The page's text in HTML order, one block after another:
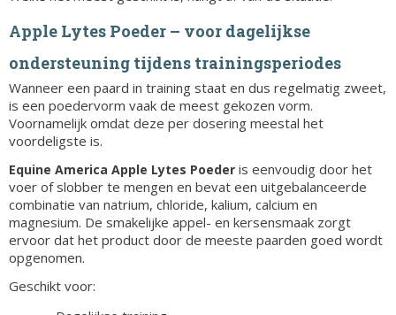
Apple Lytes Poeder – voor dagelijkse
ondersteuning tijdens trainingsperiodes
Wanneer een paard in training staat en dus regelmatig zweet,
is een poedervorm vaak de meest gekozen vorm.
Voornamelijk omdat deze per dosering meestal het
voordeligste is.
Equine America Apple Lytes Poeder is eenvoudig door het
voer of slobber te mengen en bevat een uitgebalanceerde
combinatie van natrium, chloride, kalium, calcium en
magnesium. De smakelijke appel- en kersensmaak zorgt
ervoor dat het product door de meeste paarden goed wordt
opgenomen.
Geschikt voor: